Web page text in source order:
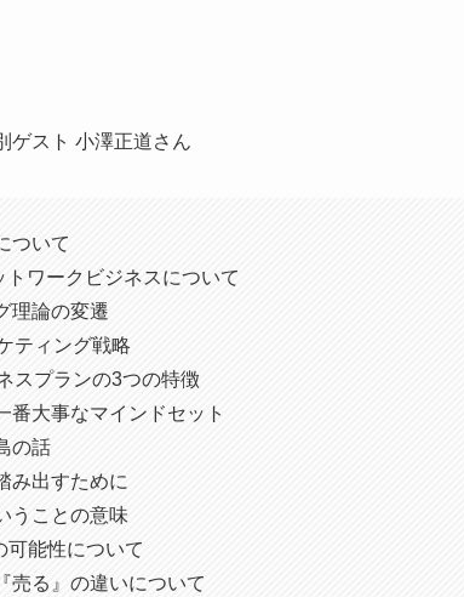
ゲスト 小澤正道さん
ついて
ワークビジネスについて
論の変遷
ィング戦略
プランの3つの特徴
大事なマインドセット
の話
出すために
ことの意味
能性について
る』の違いについて